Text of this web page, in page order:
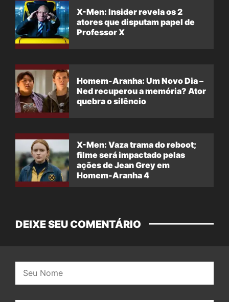
X-Men: Insider revela os 2
atores que disputam papel de
Professor X
Homem-Aranha: Um Novo Dia –
Ned recuperou a memória? Ator
quebra o silêncio
X-Men: Vaza trama do reboot;
filme será impactado pelas
ações de Jean Grey em
Homem-Aranha 4
DEIXE SEU COMENTÁRIO